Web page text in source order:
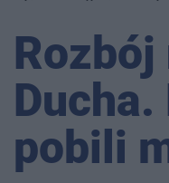
Rozbój
pobili